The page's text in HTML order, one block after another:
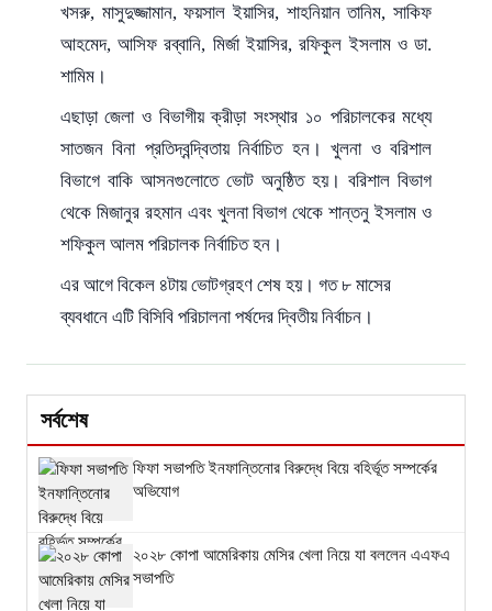
খসরু, মাসুদুজ্জামান, ফয়সাল ইয়াসির, শাহনিয়ান তানিম, সাকিফ
আহমেদ, আসিফ রব্বানি, মির্জা ইয়াসির, রফিকুল ইসলাম ও ডা.
শামিম।
এছাড়া জেলা ও বিভাগীয় ক্রীড়া সংস্থার ১০ পরিচালকের মধ্যে
সাতজন বিনা প্রতিদ্বন্দ্বিতায় নির্বাচিত হন। খুলনা ও বরিশাল
বিভাগে বাকি আসনগুলোতে ভোট অনুষ্ঠিত হয়। বরিশাল বিভাগ
থেকে মিজানুর রহমান এবং খুলনা বিভাগ থেকে শান্তনু ইসলাম ও
শফিকুল আলম পরিচালক নির্বাচিত হন।
এর আগে বিকেল ৪টায় ভোটগ্রহণ শেষ হয়। গত ৮ মাসের
ব্যবধানে এটি বিসিবি পরিচালনা পর্ষদের দ্বিতীয় নির্বাচন।
সর্বশেষ
ফিফা সভাপতি ইনফান্তিনোর বিরুদ্ধে বিয়ে বহির্ভূত সম্পর্কের
অভিযোগ
২০২৮ কোপা আমেরিকায় মেসির খেলা নিয়ে যা বললেন এএফএ
সভাপতি